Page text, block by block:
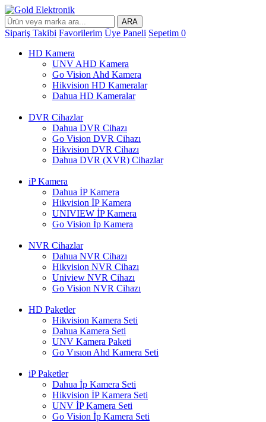
ARA
Sipariş Takibi Favorilerim Üye Paneli Sepetim 0
HD Kamera
UNV AHD Kamera
Go Vision Ahd Kamera
Hikvision HD Kameralar
Dahua HD Kameralar
DVR Cihazlar
Dahua DVR Cihazı
Go Vision DVR Cihazı
Hikvision DVR Cihazı
Dahua DVR (XVR) Cihazlar
iP Kamera
Dahua İP Kamera
Hikvision İP Kamera
UNIVIEW İP Kamera
Go Vision İp Kamera
NVR Cihazlar
Dahua NVR Cihazı
Hikvision NVR Cihazı
Uniview NVR Cihazı
Go Vision NVR Cihazı
HD Paketler
Hikvision Kamera Seti
Dahua Kamera Seti
UNV Kamera Paketi
Go Vısıon Ahd Kamera Seti
iP Paketler
Dahua İp Kamera Seti
Hikvision İP Kamera Seti
UNV İP Kamera Seti
Go Vision İp Kamera Seti